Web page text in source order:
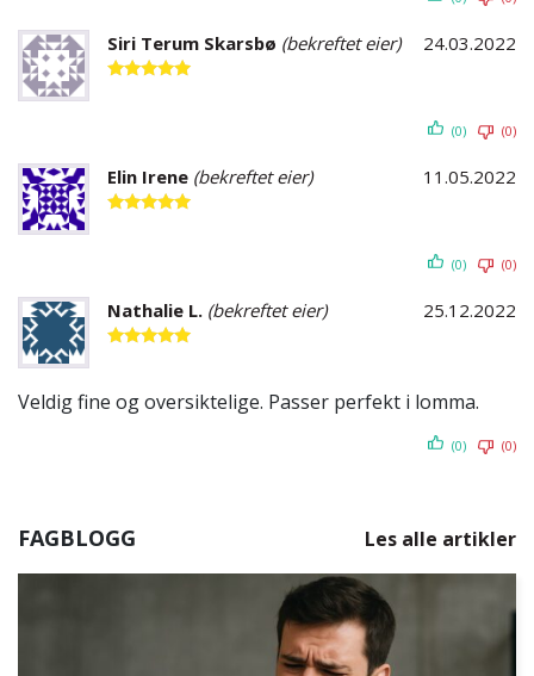
Siri Terum Skarsbø (bekreftet eier) 24.03.2022
(0) (0)
Elin Irene (bekreftet eier) 11.05.2022
(0) (0)
Nathalie L. (bekreftet eier) 25.12.2022
Veldig fine og oversiktelige. Passer perfekt i lomma.
(0) (0)
FAGBLOGG Les alle artikler